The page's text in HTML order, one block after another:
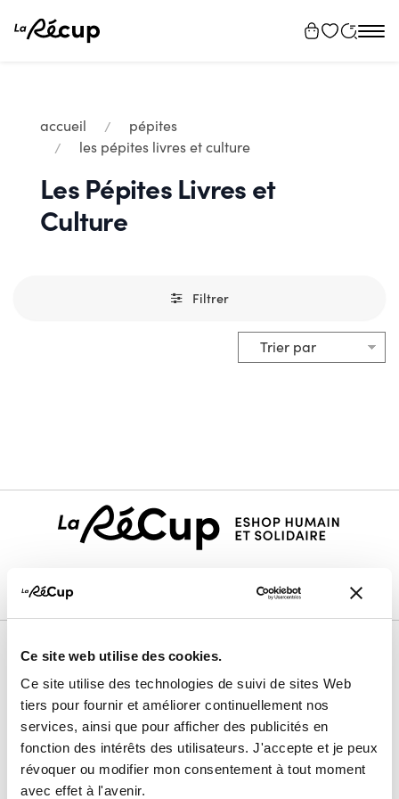
Ce site web utilise des cookies.
Ce site utilise des technologies de suivi de sites Web
tiers pour fournir et améliorer continuellement nos
services, ainsi que pour afficher des publicités en
fonction des intérêts des utilisateurs. J'accepte et je peux
révoquer ou modifier mon consentement à tout moment
avec effet à l'avenir.
accueil
pépites
les pépites livres et culture
Les Pépites Livres et
Culture
Filtrer
Le projet
Nos membres vendeurs
Notre modèle coopératif
Notre garantie qualité
Devenir vendeur